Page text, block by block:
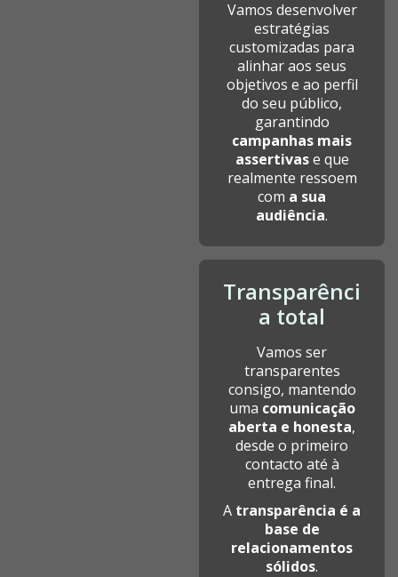
Vamos desenvolver
estratégias
customizadas para
alinhar aos seus
objetivos e ao perfil
do seu público,
garantindo
campanhas mais
assertivase que
realmente ressoem
com a sua
audiência.
Transparênci
a total
Vamos ser
transparentes
consigo, mantendo
uma comunicação
aberta e honesta,
desde o primeiro
contacto até à
entrega final.
A transparência é a
base de
relacionamentos
sólidos.